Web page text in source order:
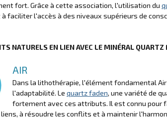
fort. Grâce à cette association, l'utilisation du
faciliter l'accès à des niveaux supérieurs de
NATURELS EN LIEN AVEC LE MINÉRAL QUARTZ
AIR
Dans la lithothérapie, l'élément fondamental
l'adaptabilité. Le quartz faden, une variété de
fortement avec ces attributs. Il est connu pour
à résoudre les conflits et à maintenir